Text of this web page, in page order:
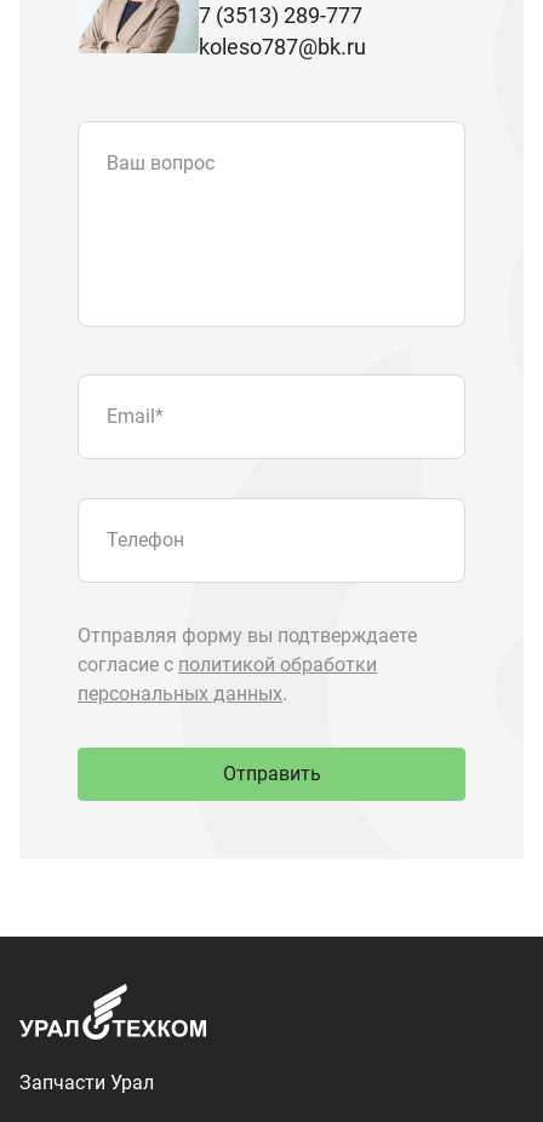
7 (3513) 289-777
koleso787@bk.ru
Ваш вопрос
Запчасти Урал
Запчасти Камаз
Спецпредложения
Доставка и оплата
utkm@mail.ru